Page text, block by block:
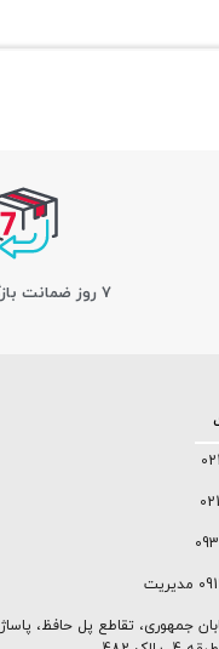
7 روز ضمانت بازگشت کالا
جمهوری، تقاطع پل حافظ، پاساژ